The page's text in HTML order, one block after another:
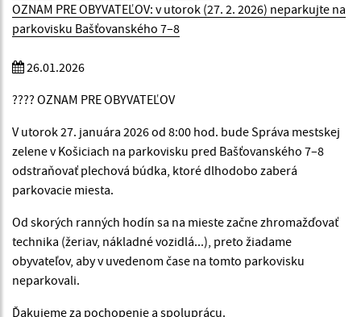
OZNAM PRE OBYVATEĽOV: v utorok (27. 2. 2026) neparkujte na
parkovisku Bašťovanského 7–8
26.01.2026
???? OZNAM PRE OBYVATEĽOV
V utorok 27. januára 2026 od 8:00 hod. bude Správa mestskej
zelene v Košiciach na parkovisku pred Bašťovanského 7–8
odstraňovať plechová búdka, ktoré dlhodobo zaberá
parkovacie miesta.
Od skorých ranných hodín sa na mieste začne zhromažďovať
technika (žeriav, nákladné vozidlá...), preto žiadame
obyvateľov, aby v uvedenom čase na tomto parkovisku
neparkovali.
Ďakujeme za pochopenie a spoluprácu.